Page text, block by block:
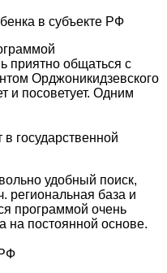
в субъекте РФ
приятно общаться с
Орджоникидзевского
и посоветует. Одним
государственной
удобный поиск,
региональная база и
программой очень
на постоянной основе.